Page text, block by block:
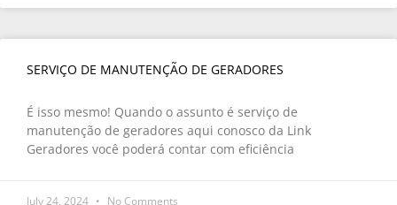
SERVIÇO DE MANUTENÇÃO DE GERADORES
É isso mesmo! Quando o assunto é serviço de
manutenção de geradores aqui conosco da Link
Geradores você poderá contar com eficiência
July 24, 2024 No Comments